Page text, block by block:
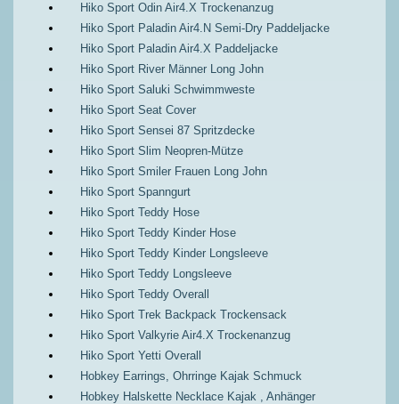
Hiko Sport Odin Air4.X Trockenanzug
Hiko Sport Paladin Air4.N Semi-Dry Paddeljacke
Hiko Sport Paladin Air4.X Paddeljacke
Hiko Sport River Männer Long John
Hiko Sport Saluki Schwimmweste
Hiko Sport Seat Cover
Hiko Sport Sensei 87 Spritzdecke
Hiko Sport Slim Neopren-Mütze
Hiko Sport Smiler Frauen Long John
Hiko Sport Spanngurt
Hiko Sport Teddy Hose
Hiko Sport Teddy Kinder Hose
Hiko Sport Teddy Kinder Longsleeve
Hiko Sport Teddy Longsleeve
Hiko Sport Teddy Overall
Hiko Sport Trek Backpack Trockensack
Hiko Sport Valkyrie Air4.X Trockenanzug
Hiko Sport Yetti Overall
Hobkey Earrings, Ohrringe Kajak Schmuck
Hobkey Halskette Necklace Kajak , Anhänger